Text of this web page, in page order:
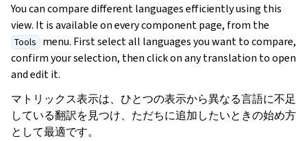
You can compare different languages efficiently using this
view. It is available on every component page, from the
Tools menu. First select all languages you want to compare,
confirm your selection, then click on any translation to open
and edit it.
マトリックス表示は、ひとつの表示から異なる言語に不足
している翻訳を見つけ、ただちに追加したいときの始め方
として最適です。